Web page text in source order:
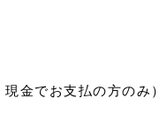
金でお支払の方のみ）